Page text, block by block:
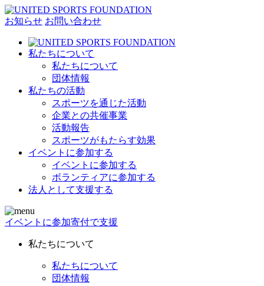
お知らせ お問い合わせ
私たちについて
私たちについて
団体情報
私たちの活動
スポーツを通じた活動
企業との共催事業
活動報告
スポーツがもたらす効果
イベントに参加する
イベントに参加する
ボランティアに参加する
法人として支援する
イベントに参加寄付で支援
私たちについて
私たちについて
団体情報